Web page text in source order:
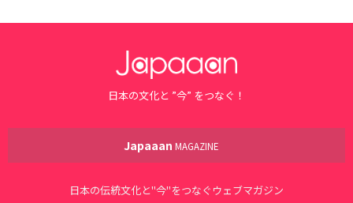
日本の文化と ”今” をつなぐ！
Japaaan MAGAZINE
日本の伝統文化と"今"をつなぐウェブマガジン